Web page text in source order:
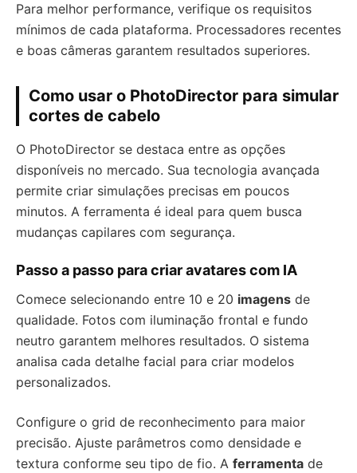
Para melhor performance, verifique os requisitos
mínimos de cada plataforma. Processadores recentes
e boas câmeras garantem resultados superiores.
Como usar o PhotoDirector para simular
cortes de cabelo
O PhotoDirector se destaca entre as opções
disponíveis no mercado. Sua tecnologia avançada
permite criar simulações precisas em poucos
minutos. A ferramenta é ideal para quem busca
mudanças capilares com segurança.
Passo a passo para criar avatares com IA
Comece selecionando entre 10 e 20 imagens de
qualidade. Fotos com iluminação frontal e fundo
neutro garantem melhores resultados. O sistema
analisa cada detalhe facial para criar modelos
personalizados.
Configure o grid de reconhecimento para maior
precisão. Ajuste parâmetros como densidade e
textura conforme seu tipo de fio. A ferramenta de